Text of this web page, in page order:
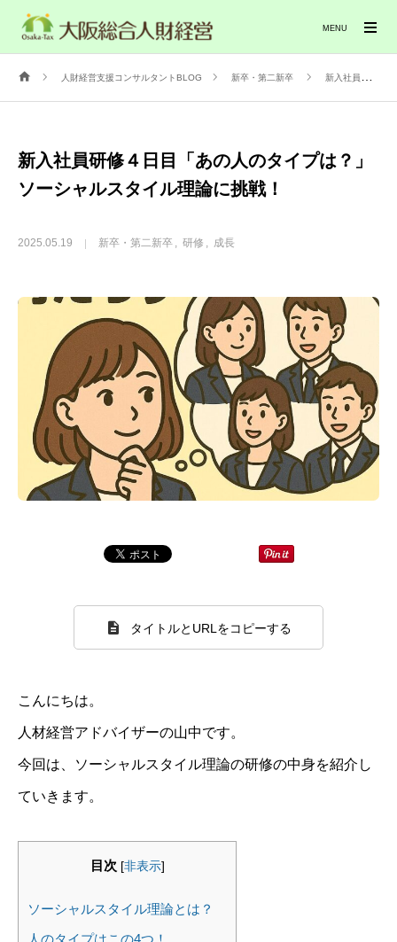
人財経営支援コンサルタントBLOG 新卒・第二新卒 新入社員研修４日目「あの人のタイプは？」ソーシャルスタイル理論に挑戦！
新入社員研修４日目「あの人のタイプは？」
ソーシャルスタイル理論に挑戦！
2025.05.19 新卒・第二新卒 研修 成長
タイトルとURLをコピーする
こんにちは。
人材経営アドバイザーの山中です。
今回は、ソーシャルスタイル理論の研修の中身を紹介し
ていきます。
目次 [非表示]
ソーシャルスタイル理論とは？
人のタイプはこの4つ！
MENU